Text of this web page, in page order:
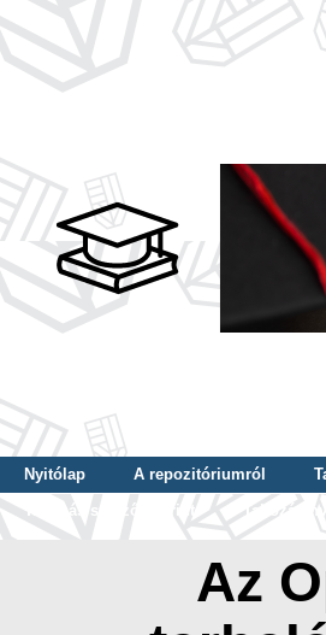
Nyitólap A repozitóriumról
Tallózás szerző szerint
Tallózás
Az